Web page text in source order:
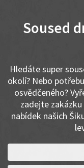
Soused
Hledáte super
okolí? Nebo
osvědčeného?
zadejte
nabídek našich